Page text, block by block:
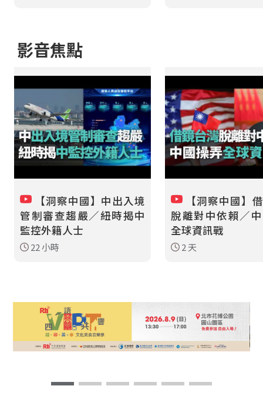
影音焦點
【洞察中國】中出入境
管制審查趨嚴／紐時揭中
監控外籍人士
22 小時
【洞察中國】
脫離對中依賴／
全球資訊戰
2 天